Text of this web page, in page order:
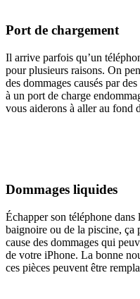
Port de chargement
Il arrive parfois qu’un
pour plusieurs raisons. On
des dommages causés par
à un port de charge
vous aiderons à aller au fond
Dommages liquides
Échapper son téléphone dans
baignoire ou de la piscine,
cause des dommages qui
de votre iPhone. La bonne
ces pièces peuvent être